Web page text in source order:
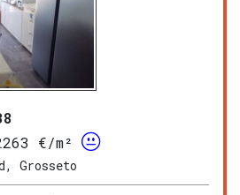
€/m²
Grosseto